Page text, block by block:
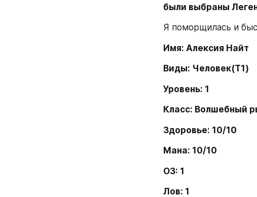
были выбраны
Я поморщилась и
Имя: Алексия Найт
Виды: Человек(T1)
Уровень: 1
Класс: Волшебный
Здоровье: 10/10
Мана: 10/10
ОЗ: 1
Лов: 1